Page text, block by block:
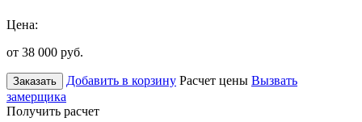
Цена:
от 38 000 руб.
Заказать Добавить в корзину Расчет цены Вызвать
замерщика
Получить расчет